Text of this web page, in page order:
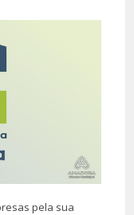
pela sua